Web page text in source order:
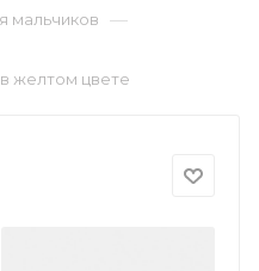
мальчиков —
желтом цвете